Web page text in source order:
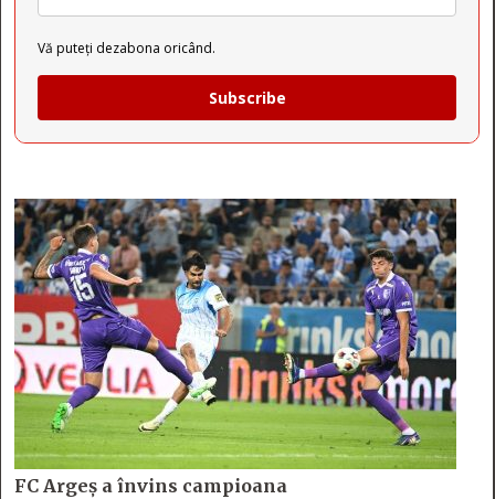
Vă puteți dezabona oricând.
Subscribe
FC Argeş a învins campioana